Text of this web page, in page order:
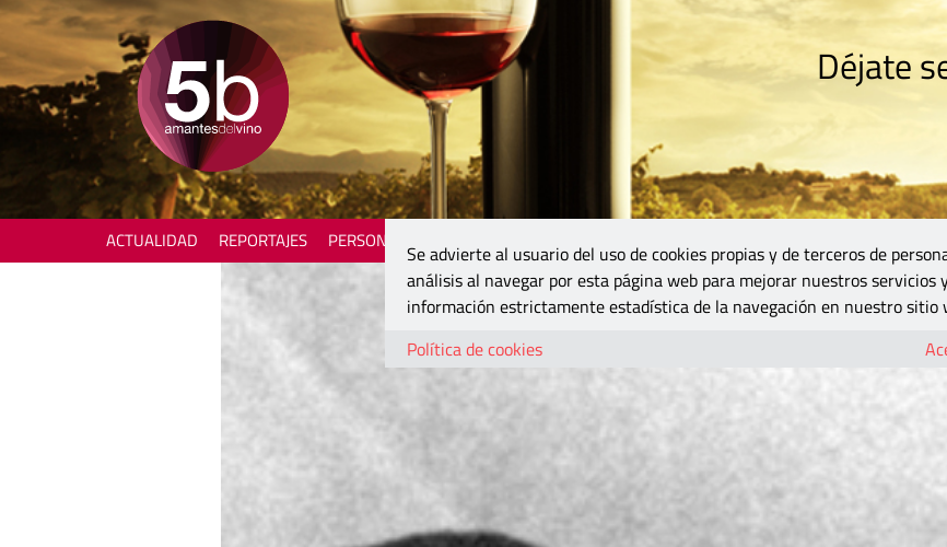
Déjate
ACTUALIDAD REPORTAJES PERSONAJES
Se advierte al usuario del uso de cookies propias y de terceros de
análisis al navegar por esta página web para mejorar nuestros servicios
información estrictamente estadística de la navegación en nuestro sitio
Política de cookies